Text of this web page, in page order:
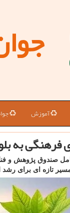
آموزش
فرهنگی به
صندوق پژوهش و
تازه ای برای